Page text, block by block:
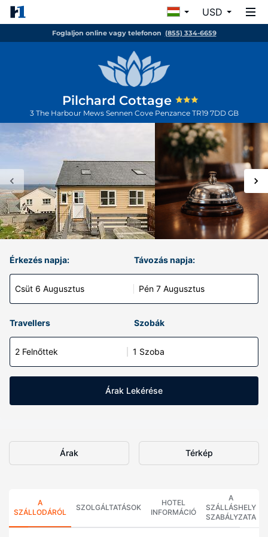
USD
Foglaljon online vagy telefonon (855) 334-6659
Pilchard Cottage
3 The Harbour Mews Sennen Cove Penzance TR19 7DD GB
Érkezés napja:
Csüt 6 Augusztus
Távozás napja:
Pén 7 Augusztus
Travellers Szobák
2 Felnőttek 1 Szoba
Árak Lekérése
Árak Térkép
A
SZÁLLODÁRÓL
SZOLGÁLTATÁSOK
HOTEL
INFORMÁCIÓ
A
SZÁLLÁSHELY
SZABÁLYZATA